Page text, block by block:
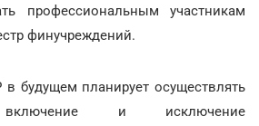
профессиональным участникам
финучреждений.
будущем планирует осуществлять
включение и исключение